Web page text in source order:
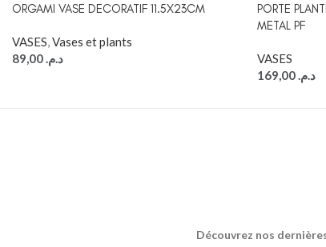
ORGAMI VASE DECORATIF 11.5X23CM
VASES Vases et plants
د.م.
PORTE
METAL PF
VASES
د.م. 169,00
Découvrez nos